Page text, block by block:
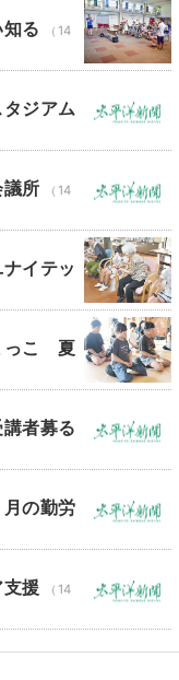
る
（14
ジアム
所
（14
イテッ
っこ 夏
者募る
の勤労
援
（14